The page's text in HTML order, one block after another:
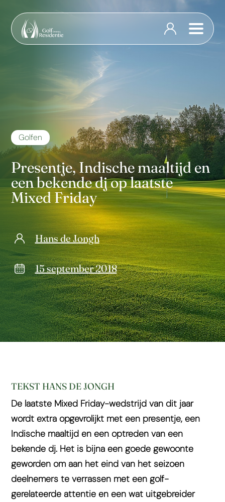
Golfen
Presentje, Indische maaltijd en
een bekende dj op laatste
Mixed Friday
Hans de Jongh
15 september 2018
TEKST HANS DE JONGH
De laatste Mixed Friday-wedstrijd van dit jaar
wordt extra opgevrolijkt met een presentje, een
Indische maaltijd en een optreden van een
bekende dj. Het is bijna een goede gewoonte
geworden om aan het eind van het seizoen
deelnemers te verrassen met een golf-
gerelateerde attentie en een wat uitgebreider